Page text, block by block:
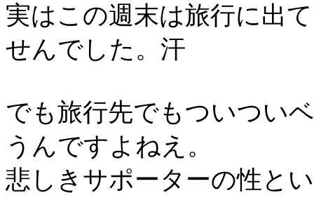
実はこの週末は旅行に出
せんでした。汗
でも旅行先でもついつい
うんですよねえ。
悲しきサポーターの性と